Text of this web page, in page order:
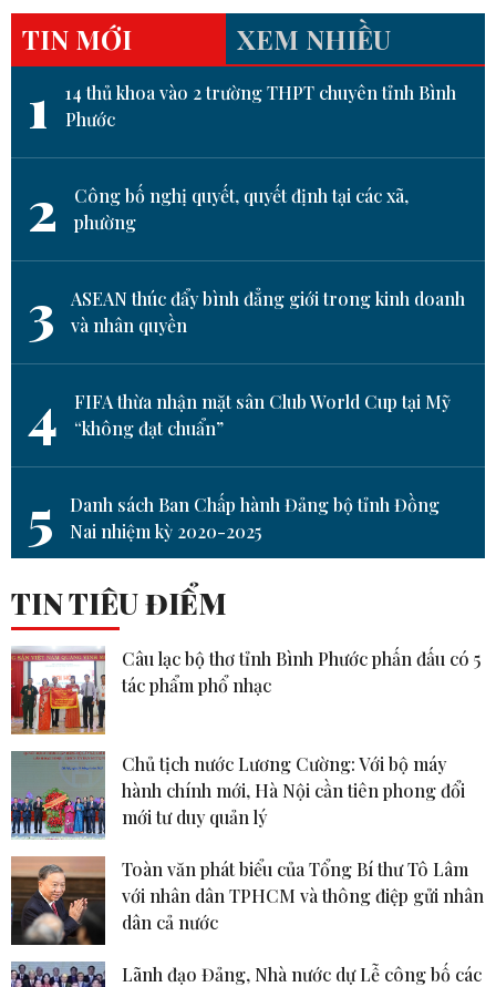
TIN MỚI XEM NHIỀU
1
14 thủ khoa vào 2 trường THPT chuyên tỉnh Bình
Phước
2
Công bố nghị quyết, quyết định tại các xã,
phường
3
ASEAN thúc đẩy bình đẳng giới trong kinh doanh
và nhân quyền
4
FIFA thừa nhận mặt sân Club World Cup tại Mỹ
“không đạt chuẩn”
5
Danh sách Ban Chấp hành Đảng bộ tỉnh Đồng
Nai nhiệm kỳ 2020-2025
TIN TIÊU ĐIỂM
Câu lạc bộ thơ tỉnh Bình Phước phấn đấu có 5
tác phẩm phổ nhạc
Chủ tịch nước Lương Cường: Với bộ máy
hành chính mới, Hà Nội cần tiên phong đổi
mới tư duy quản lý
Toàn văn phát biểu của Tổng Bí thư Tô Lâm
với nhân dân TPHCM và thông điệp gửi nhân
dân cả nước
Lãnh đạo Đảng, Nhà nước dự Lễ công bố các